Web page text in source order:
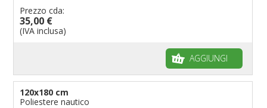
Prezzo cda:
35,00 €
(IVA inclusa)
AGGIUNGI
120x180 cm
Poliestere nautico